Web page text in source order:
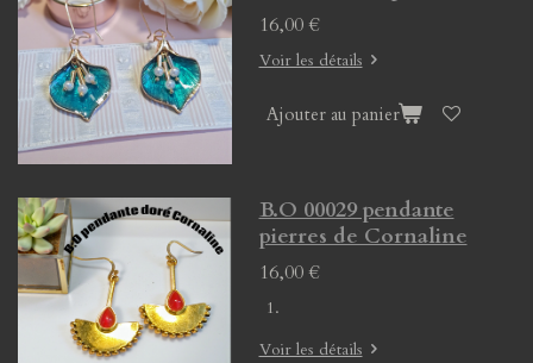
16,00 €
Voir les détails
Ajouter au panier
B.O 00029 pendante
pierres de Cornaline
16,00 €
Voir les détails